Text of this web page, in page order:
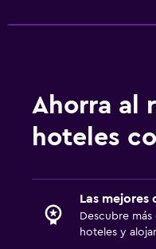
Ahorra al
hoteles
Las mejores
Descubre
hoteles y